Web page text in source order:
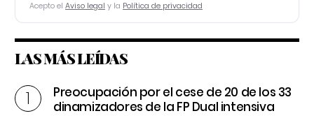
Acepto el Aviso legal y la Política de privacidad
LAS MÁS LEÍDAS
Preocupación por el cese de 20 de los 33
dinamizadores de la FP Dual intensiva